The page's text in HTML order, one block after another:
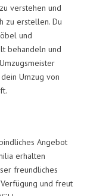
verstehen und
zu erstellen. Du
und
behandeln und
Umzug von
Angebot
erhalten
freundliches
und freut